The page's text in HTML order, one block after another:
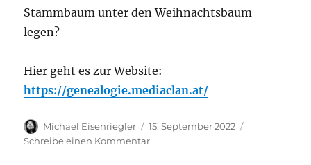
Stammbaum unter den Weihnachtsbaum
legen?
Hier geht es zur Website:
https://genealogie.mediaclan.at/
Autor
Michael Eisenriegler
Veröffentlicht
am
15. September 2022
Schreibe einen Kommentarzu